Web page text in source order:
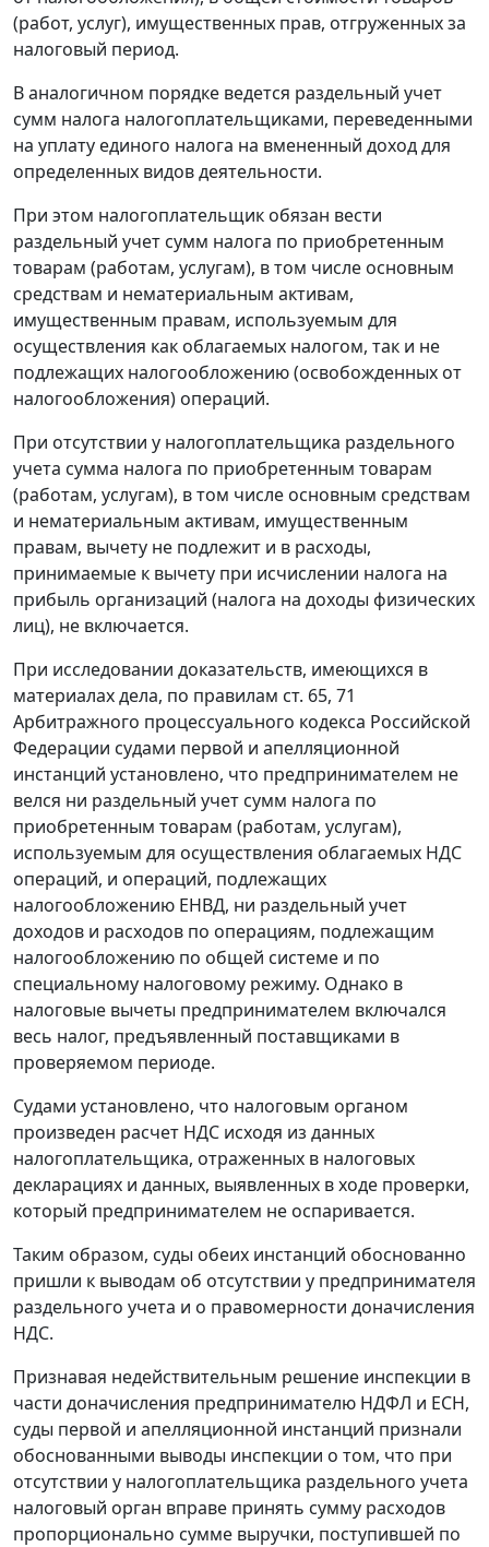
(работ, услуг), имущественных прав, отгруженных за
налоговый период.
В аналогичном порядке ведется раздельный учет
сумм налога налогоплательщиками, переведенными
на уплату единого налога на вмененный доход для
определенных видов деятельности.
При этом налогоплательщик обязан вести
раздельный учет сумм налога по приобретенным
товарам (работам, услугам), в том числе основным
средствам и нематериальным активам,
имущественным правам, используемым для
осуществления как облагаемых налогом, так и не
подлежащих налогообложению (освобожденных от
налогообложения) операций.
При отсутствии у налогоплательщика раздельного
учета сумма налога по приобретенным товарам
(работам, услугам), в том числе основным средствам
и нематериальным активам, имущественным
правам, вычету не подлежит и в расходы,
принимаемые к вычету при исчислении налога на
прибыль организаций (налога на доходы физических
лиц), не включается.
При исследовании доказательств, имеющихся в
материалах дела, по правилам ст. 65, 71
Арбитражного процессуального кодекса Российской
Федерации судами первой и апелляционной
инстанций установлено, что предпринимателем не
велся ни раздельный учет сумм налога по
приобретенным товарам (работам, услугам),
используемым для осуществления облагаемых НДС
операций, и операций, подлежащих
налогообложению ЕНВД, ни раздельный учет
доходов и расходов по операциям, подлежащим
налогообложению по общей системе и по
специальному налоговому режиму. Однако в
налоговые вычеты предпринимателем включался
весь налог, предъявленный поставщиками в
проверяемом периоде.
Судами установлено, что налоговым органом
произведен расчет НДС исходя из данных
налогоплательщика, отраженных в налоговых
декларациях и данных, выявленных в ходе проверки,
который предпринимателем не оспаривается.
Таким образом, суды обеих инстанций обоснованно
пришли к выводам об отсутствии у предпринимателя
раздельного учета и о правомерности доначисления
НДС.
Признавая недействительным решение инспекции в
части доначисления предпринимателю НДФЛ и ЕСН,
суды первой и апелляционной инстанций признали
обоснованными выводы инспекции о том, что при
отсутствии у налогоплательщика раздельного учета
налоговый орган вправе принять сумму расходов
пропорционально сумме выручки, поступившей по